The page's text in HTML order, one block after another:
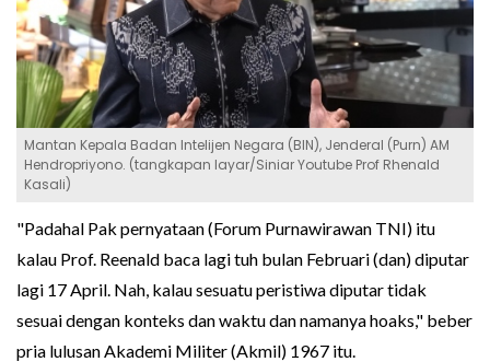
Mantan Kepala Badan Intelijen Negara (BIN), Jenderal (Purn) AM
Hendropriyono. (tangkapan layar/Siniar Youtube Prof Rhenald
Kasali)
"Padahal Pak pernyataan (Forum Purnawirawan TNI) itu
kalau Prof. Reenald baca lagi tuh bulan Februari (dan) diputar
lagi 17 April. Nah, kalau sesuatu peristiwa diputar tidak
sesuai dengan konteks dan waktu dan namanya hoaks," beber
pria lulusan Akademi Militer (Akmil) 1967 itu.